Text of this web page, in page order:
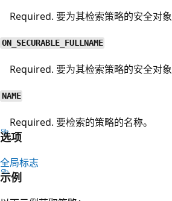
Required. 要为其检索策略的安全对象
ON_SECURABLE_FULLNAME
Required. 要为其检索策略的安全对象
NAME
Required. 要检索的策略的名称。
选项
全局标志
示例